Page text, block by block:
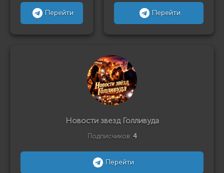
Перейти Перейти
Новости звезд Голливуда
Подписчиков: 4
Перейти